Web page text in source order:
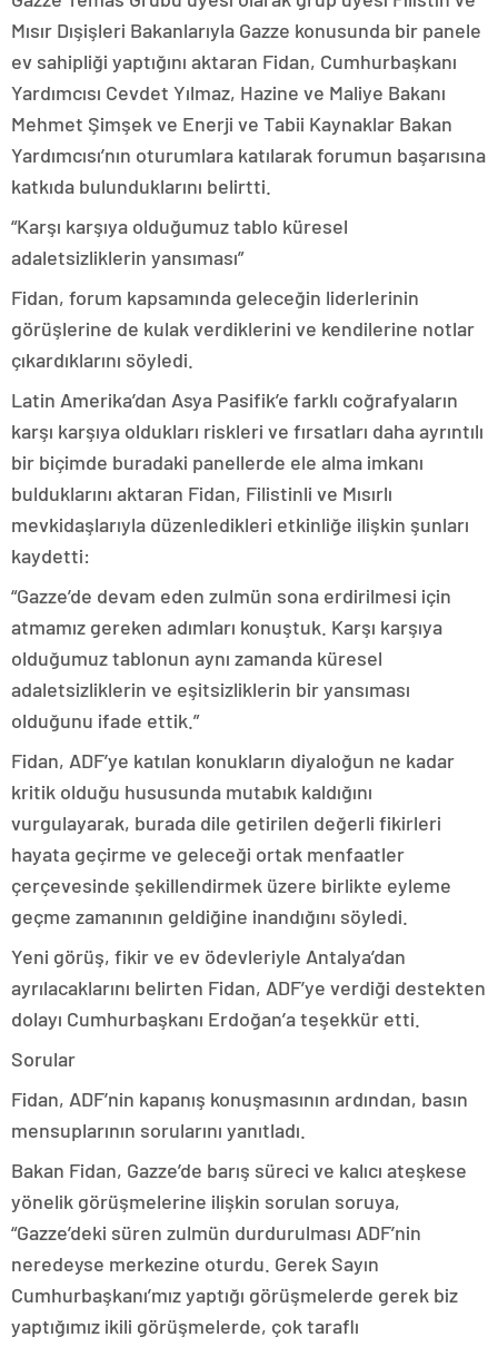
Mısır Dışişleri Bakanlarıyla Gazze konusunda bir panele
ev sahipliği yaptığını aktaran Fidan, Cumhurbaşkanı
Yardımcısı Cevdet Yılmaz, Hazine ve Maliye Bakanı
Mehmet Şimşek ve Enerji ve Tabii Kaynaklar Bakan
Yardımcısı’nın oturumlara katılarak forumun başarısına
katkıda bulunduklarını belirtti.
“Karşı karşıya olduğumuz tablo küresel
adaletsizliklerin yansıması”
Fidan, forum kapsamında geleceğin liderlerinin
görüşlerine de kulak verdiklerini ve kendilerine notlar
çıkardıklarını söyledi.
Latin Amerika’dan Asya Pasifik’e farklı coğrafyaların
karşı karşıya oldukları riskleri ve fırsatları daha ayrıntılı
bir biçimde buradaki panellerde ele alma imkanı
bulduklarını aktaran Fidan, Filistinli ve Mısırlı
mevkidaşlarıyla düzenledikleri etkinliğe ilişkin şunları
kaydetti:
“Gazze’de devam eden zulmün sona erdirilmesi için
atmamız gereken adımları konuştuk. Karşı karşıya
olduğumuz tablonun aynı zamanda küresel
adaletsizliklerin ve eşitsizliklerin bir yansıması
olduğunu ifade ettik.”
Fidan, ADF’ye katılan konukların diyaloğun ne kadar
kritik olduğu hususunda mutabık kaldığını
vurgulayarak, burada dile getirilen değerli fikirleri
hayata geçirme ve geleceği ortak menfaatler
çerçevesinde şekillendirmek üzere birlikte eyleme
geçme zamanının geldiğine inandığını söyledi.
Yeni görüş, fikir ve ev ödevleriyle Antalya’dan
ayrılacaklarını belirten Fidan, ADF’ye verdiği destekten
dolayı Cumhurbaşkanı Erdoğan’a teşekkür etti.
Sorular
Fidan, ADF’nin kapanış konuşmasının ardından, basın
mensuplarının sorularını yanıtladı.
Bakan Fidan, Gazze’de barış süreci ve kalıcı ateşkese
yönelik görüşmelerine ilişkin sorulan soruya,
“Gazze’deki süren zulmün durdurulması ADF’nin
neredeyse merkezine oturdu. Gerek Sayın
Cumhurbaşkanı’mız yaptığı görüşmelerde gerek biz
yaptığımız ikili görüşmelerde, çok taraflı